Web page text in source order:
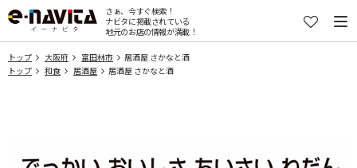
さぁ、今すぐ検索！
ナビタに掲載されている
地元のお店の情報が満載！
トップ 大阪府 富田林市
居酒屋 さかなと酒
トップ
和食 居酒屋 居酒屋 さかなと酒